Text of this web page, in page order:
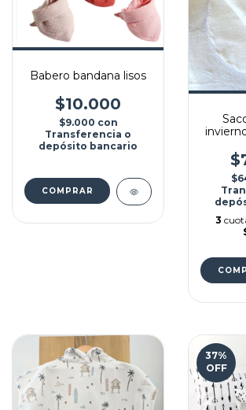
Babero bandana lisos
$10.000
$9.000 con
Transferencia o
depósito bancario
COMPRAR
3
37%
OFF